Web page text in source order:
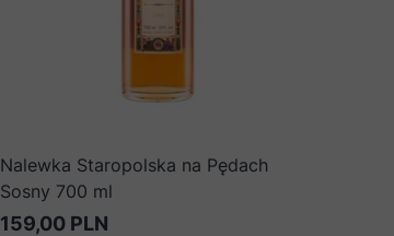
Nalewka Staropolska na Pędach
Sosny 700 ml
159,00 PLN